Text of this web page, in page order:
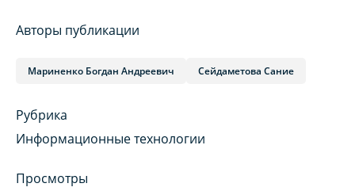
Авторы публикации
Мариненко Богдан Андреевич Сейдаметова Сание
Рубрика
Информационные технологии
Просмотры